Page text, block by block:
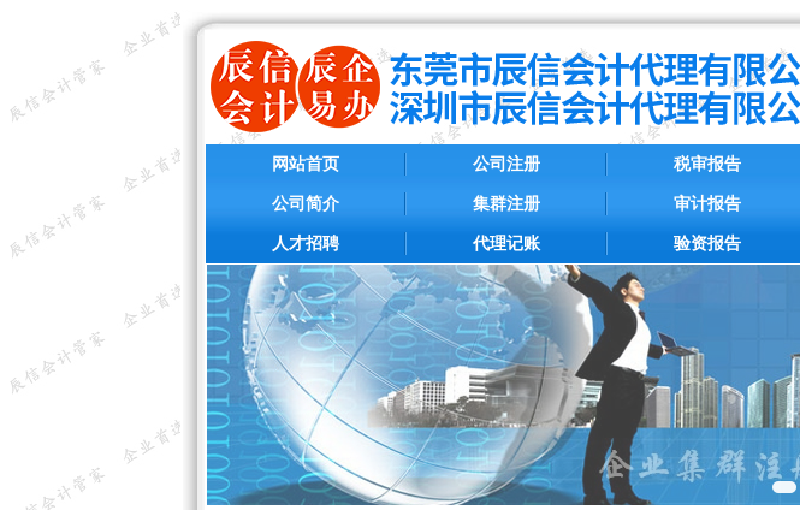
网站首页
公司简介
人才招聘
公司注册
集群注册
代理记账
税审报告
审计报告
验资报告